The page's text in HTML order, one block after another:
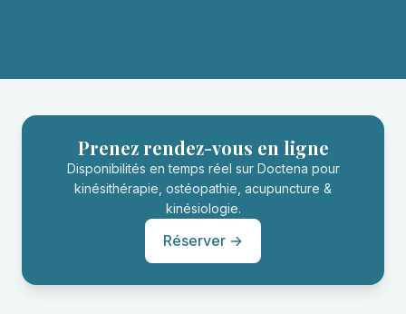
Prenez rendez-vous en ligne
Disponibilités en temps réel sur Doctena pour
kinésithérapie, ostéopathie, acupuncture &
kinésiologie.
Réserver →